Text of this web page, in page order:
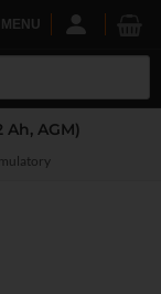
MENU
Ah, AGM)